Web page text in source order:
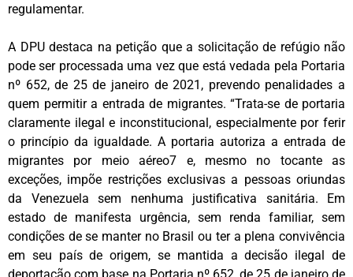
regulamentar.
A DPU destaca na petição que a solicitação de refúgio não
pode ser processada uma vez que está vedada pela Portaria
nº 652, de 25 de janeiro de 2021, prevendo penalidades a
quem permitir a entrada de migrantes. “Trata-se de portaria
claramente ilegal e inconstitucional, especialmente por ferir
o princípio da igualdade. A portaria autoriza a entrada de
migrantes por meio aéreo7 e, mesmo no tocante as
exceções, impõe restrições exclusivas a pessoas oriundas
da Venezuela sem nenhuma justificativa sanitária. Em
estado de manifesta urgência, sem renda familiar, sem
condições de se manter no Brasil ou ter a plena convivência
em seu país de origem, se mantida a decisão ilegal de